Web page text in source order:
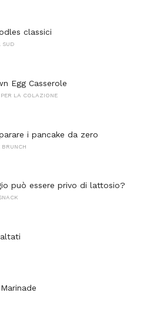
classici
SUD
Egg Casserole
PER LA COLAZIONE
i pancake da zero
può essere privo di lattosio?